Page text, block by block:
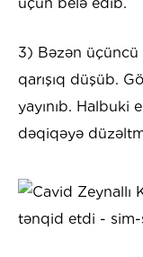
3) Bəzən üçüncü
qarışıq düşüb.
yayınıb. Halbuki
dəqiqəyə